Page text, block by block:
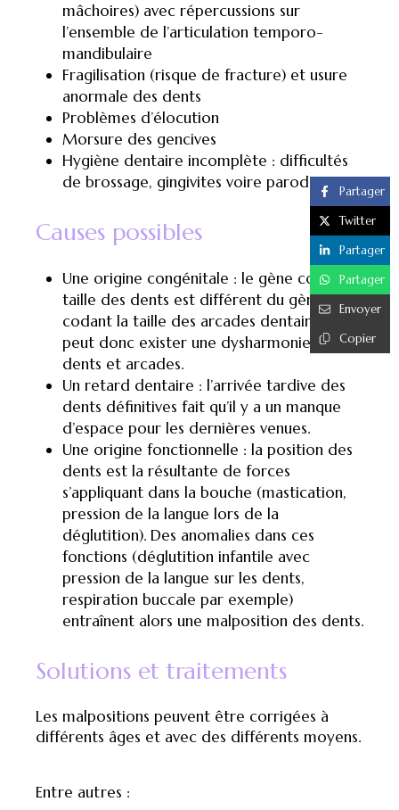
mâchoires) avec répercussions sur
l’ensemble de l’articulation temporo-
mandibulaire
Fragilisation (risque de fracture) et usure
anormale des dents
Problèmes d’élocution
Morsure des gencives
Hygiène dentaire incomplète : difficultés
de brossage, gingivites voire parodontites
Causes possibles
Une origine congénitale : le gène codant la
taille des dents est différent du gène
codant la taille des arcades dentaires. Il
peut donc exister une dysharmonie entre
dents et arcades.
Un retard dentaire : l’arrivée tardive des
dents définitives fait qu’il y a un manque
d’espace pour les dernières venues.
Une origine fonctionnelle : la position des
dents est la résultante de forces
s’appliquant dans la bouche (mastication,
pression de la langue lors de la
déglutition). Des anomalies dans ces
fonctions (déglutition infantile avec
pression de la langue sur les dents,
respiration buccale par exemple)
entraînent alors une malposition des dents.
Solutions et traitements
Les malpositions peuvent être corrigées à
différents âges et avec des différents moyens.
Entre autres :
Partager
Twitter
Partager
Partager
Envoyer
Copier